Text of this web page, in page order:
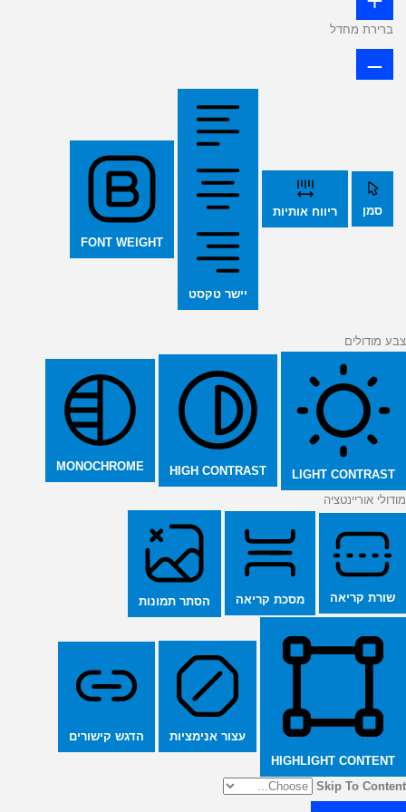
ברירת מחדל
סמן ריווח אותיות
יישר טקסט
FONT WEIGHT
צבע מודולים
LIGHT CONTRAST
HIGH CONTRAST
MONOCHROME
מודולי אוריינטציה
שורת קריאה מסכת קריאה הסתר תמונות
HIGHLIGHT CONTENT
עצור אנימציות הדגש קישורים
Skip To Content